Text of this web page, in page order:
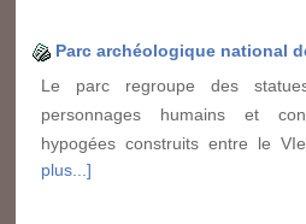
Parc archéologique national
Le parc regroupe des
personnages humains et
hypogées construits entre le
plus...]